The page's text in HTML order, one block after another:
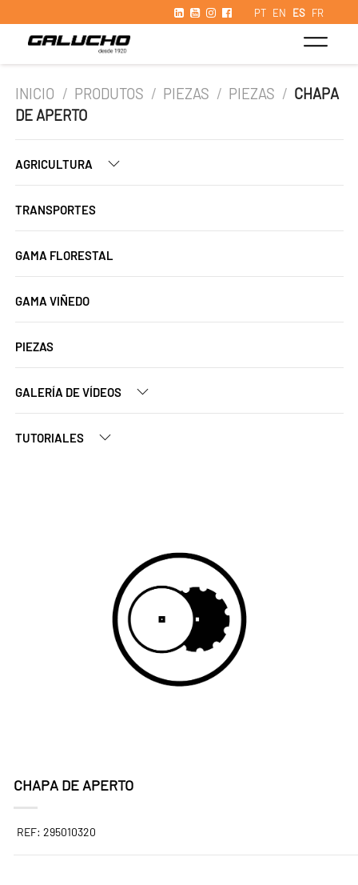
PT EN ES FR
INICIO / PRODUTOS / PIEZAS / PIEZAS / CHAPA
DE APERTO
AGRICULTURA
TRANSPORTES
GAMA FLORESTAL
GAMA VIÑEDO
PIEZAS
GALERÍA DE VÍDEOS
TUTORIALES
CHAPA DE APERTO
REF: 295010320